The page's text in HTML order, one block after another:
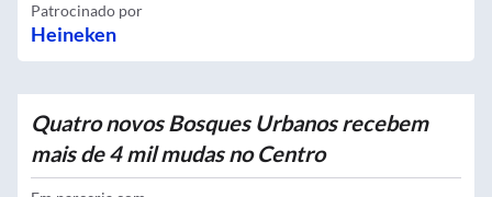
Patrocinado por
Heineken
Quatro novos Bosques Urbanos recebem
mais de 4 mil mudas no Centro